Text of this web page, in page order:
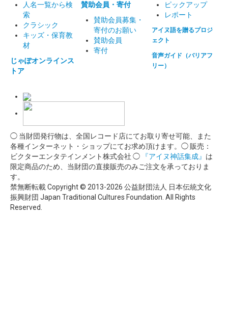
人名一覧から検
索
クラシック
キッズ・保育教
材
じゃぽオンラインス
トア
賛助会員・寄付
賛助会員募集・
寄付のお願い
賛助会員
寄付
ピックアップ
レポート
アイヌ語を贈るプロジ
ェクト
音声ガイド（バリアフ
リー）
◯ 当財団発行物は、全国レコード店にてお取り寄せ可能、また
各種インターネット・ショップにてお求め頂けます。◯ 販売：
ビクターエンタテインメント株式会社 ◯
『アイヌ神話集成』 は
限定商品のため、当財団の直接販売のみご注文を承っておりま
す。
禁無断転載 Copyright © 2013-2026 公益財団法人 日本伝統文化
振興財団 Japan Traditional Cultures Foundation. All Rights
Reserved.